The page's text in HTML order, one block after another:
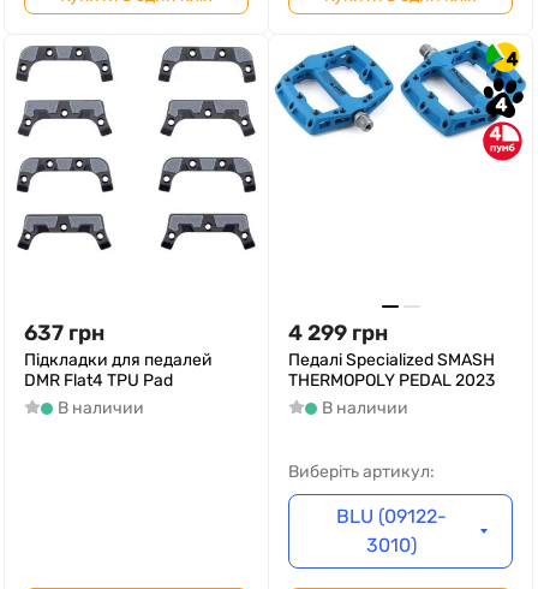
637 грн
Підкладки для педалей
DMR Flat4 TPU Pad
В наличии
4
4
4
4 299 грн
Педалі Specialized SMASH
THERMOPOLY PEDAL 2023
В наличии
Виберіть артикул:
BLU (09122-
3010)